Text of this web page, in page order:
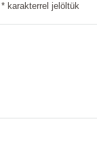
* karakterrel jelöltük